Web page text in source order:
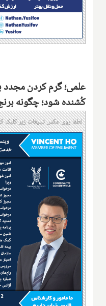
علمی؛ گرم کردن مجدد
کُشنده شود؛ چگونه
لطفا روی عکس تبلیغات زیر کلیک